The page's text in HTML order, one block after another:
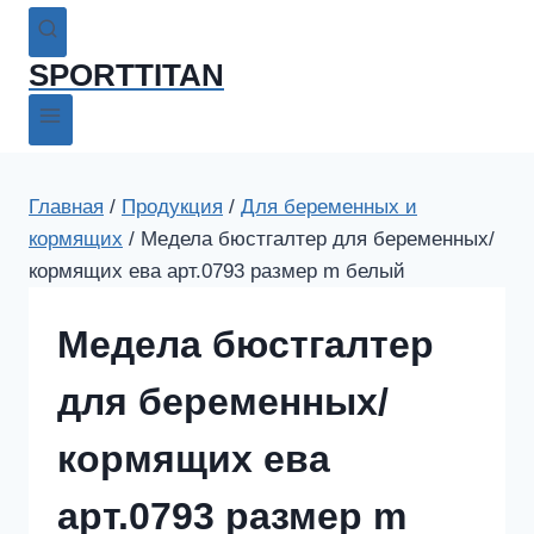
SPORTTITAN
Главная / Продукция / Для беременных и
кормящих / Медела бюстгалтер для беременных/
кормящих ева арт.0793 размер m белый
Медела бюстгалтер
для беременных/
кормящих ева
арт.0793 размер m